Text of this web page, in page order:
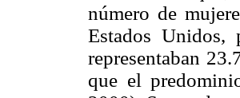
número de
Estados
representaban
que el